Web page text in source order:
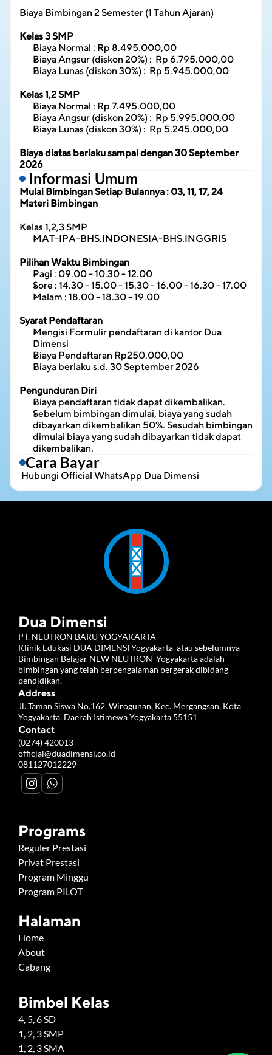
Biaya Bimbingan 2 Semester (1 Tahun Ajaran)
Kelas 3 SMP
Biaya Normal : Rp 8.495.000,00
Biaya Angsur (diskon 20%) :  Rp 6.795.000,00
Biaya Lunas (diskon 30%) :  Rp 5.945.000,00
Kelas 1,2 SMP
Biaya Normal : Rp 7.495.000,00
Biaya Angsur (diskon 20%) :  Rp 5.995.000,00
Biaya Lunas (diskon 30%) :  Rp 5.245.000,00
Biaya diatas berlaku sampai dengan 30 September
2026
Informasi Umum
Mulai Bimbingan Setiap Bulannya : 03, 11, 17, 24
Materi Bimbingan
Kelas 1,2,3 SMP
MAT-IPA-BHS.INDONESIA-BHS.INGGRIS
Pilihan Waktu Bimbingan
Pagi : 09.00 - 10.30 - 12.00
Sore : 14.30 - 15.00 - 15.30 - 16.00 - 16.30 - 17.00
Malam : 18.00 - 18.30 - 19.00
Syarat Pendaftaran
Mengisi Formulir pendaftaran di kantor Dua
Dimensi
Biaya Pendaftaran Rp250.000,00
Biaya berlaku s.d. 30 September 2026
Pengunduran Diri
Biaya pendaftaran tidak dapat dikembalikan.
Sebelum bimbingan dimulai, biaya yang sudah
dibayarkan dikembalikan 50%. Sesudah bimbingan
dimulai biaya yang sudah dibayarkan tidak dapat
dikembalikan.
Cara Bayar
Hubungi Official WhatsApp Dua Dimensi
Dua Dimensi
PT. NEUTRON BARU YOGYAKARTA
Klinik Edukasi DUA DIMENSI Yogyakarta  atau sebelumnya
Bimbingan Belajar NEW NEUTRON  Yogyakarta adalah
bimbingan yang telah berpengalaman bergerak dibidang
pendidikan.
Address
Jl. Taman Siswa No.162, Wirogunan, Kec. Mergangsan, Kota
Yogyakarta, Daerah Istimewa Yogyakarta 55151
Contact
(0274) 420013
official@duadimensi.co.id
081127012229
Programs
Reguler Prestasi
Privat Prestasi
Program Minggu
Program PILOT
Halaman
Home
About
Cabang
Bimbel Kelas
4, 5, 6 SD
1, 2, 3 SMP
1, 2, 3 SMA